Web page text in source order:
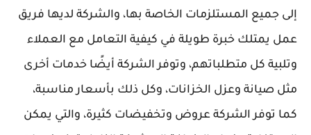
إلى جميع المستلزمات الخاصة بها، والشركة لديها فريق
عمل يمتلك خبرة طويلة في كيفية التعامل مع العملاء
وتلبية كل متطلباتهم، وتوفر الشركة أيضًا خدمات أخرى
مثل صيانة وعزل الخزانات، وكل ذلك بأسعار مناسبة،
كما توفر الشركة عروض وتخفيضات كثيرة، والتي يمكن